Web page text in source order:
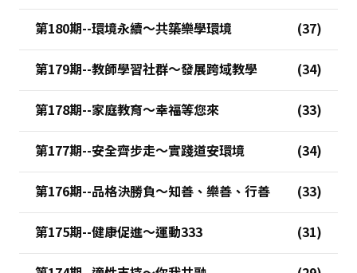
第180期--環境永續～共築樂學環境
第179期--教師學習社群～發展跨域教學
第178期--家庭教育～幸福等您來
第177期--安全齊步走～實踐道安環境
第176期--品格決勝負～知善、樂善、行善
第175期--健康促進～運動333